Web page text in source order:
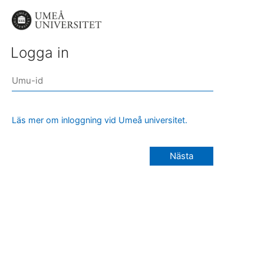
Logga in
Läs mer om inloggning vid Umeå universitet.
Nästa